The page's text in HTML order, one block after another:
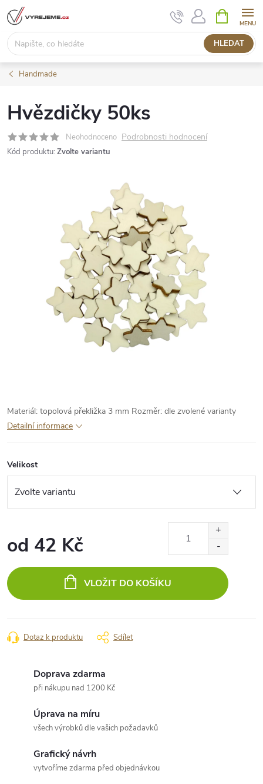
Přejít
na
obsah
HLEDAT
NÁKUPNÍ
KOŠÍK
Handmade
Hvězdičky 50ks
Neohodnoceno Podrobnosti hodnocení
Kód produktu: Zvolte variantu
Materiál: topolová překližka 3 mm Rozměr: dle zvolené varianty
Detailní informace
Velikost
od 42 Kč
cena:
VLOŽIT DO KOŠÍKU
Dotaz k produktu Sdílet
Doprava zdarma
při nákupu nad 1200 Kč
Úprava na míru
všech výrobků dle vašich požadavků
Grafický návrh
vytvoříme zdarma před objednávkou